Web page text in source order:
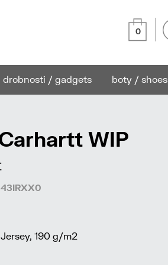
0
drobnosti / gadgets boty / shoes
WIP
190 g/m2